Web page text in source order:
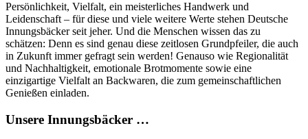
Persönlichkeit, Vielfalt, ein meisterliches Handwerk und
Leidenschaft – für diese und viele weitere Werte stehen Deutsche
Innungsbäcker seit jeher. Und die Menschen wissen das zu
schätzen: Denn es sind genau diese zeitlosen Grundpfeiler, die auch
in Zukunft immer gefragt sein werden! Genauso wie Regionalität
und Nachhaltigkeit, emotionale Brotmomente sowie eine
einzigartige Vielfalt an Backwaren, die zum gemeinschaftlichen
Genießen einladen.
Unsere Innungsbäcker …